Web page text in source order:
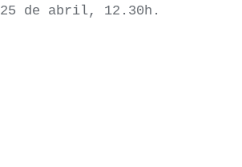
25 de abril, 12.30h.